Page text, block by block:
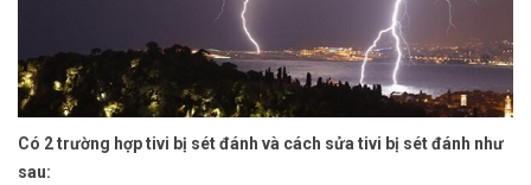
Có 2 trường hợp tivi bị sét đánh và cách sửa tivi bị sét đánh như
sau: